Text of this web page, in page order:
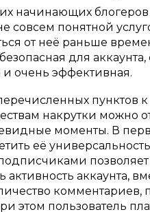
начинающих блогеров
совсем понятной
от неё раньше
для аккаунта,
и очень эффективная.
пунктов к
накрутки можно
моменты. В
её
позволяет
активность аккаунта,
комментариев,
этом пользователь